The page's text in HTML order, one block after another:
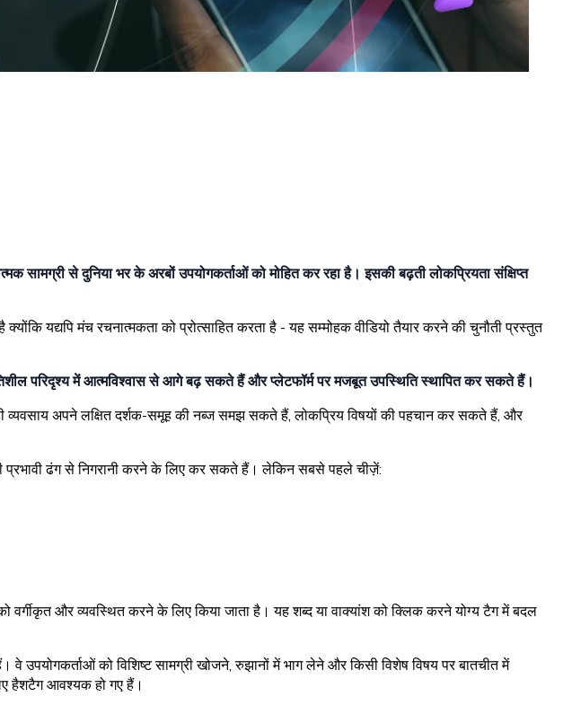
से दुनिया भर के अरबों उपयोगकर्ताओं को मोहित कर रहा है। इसकी बढ़ती लोकप्रियता संक्षिप्त
यद्यपि मंच रचनात्मकता को प्रोत्साहित करता है - यह सम्मोहक वीडियो तैयार करने की चुनौती प्रस्तुत
परिदृश्य में आत्मविश्वास से आगे बढ़ सकते हैं और प्लेटफॉर्म पर मजबूत उपस्थिति स्थापित कर सकते हैं।
व्यवसाय अपने लक्षित दर्शक-समूह की नब्ज समझ सकते हैं, लोकप्रिय विषयों की पहचान कर सकते हैं, और
प्रभावी ढंग से निगरानी करने के लिए कर सकते हैं। लेकिन सबसे पहले चीज़ें:
वर्गीकृत और व्यवस्थित करने के लिए किया जाता है। यह शब्द या वाक्यांश को क्लिक करने योग्य टैग में बदल
को विशिष्ट सामग्री खोजने, रुझानों में भाग लेने और किसी विशेष विषय पर बातचीत में
हैशटैग आवश्यक हो गए हैं।